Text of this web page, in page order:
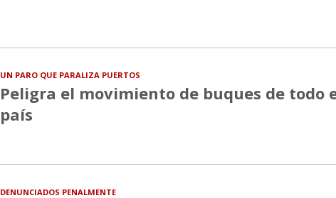
UN PARO QUE PARALIZA PUERTOS
Peligra el movimiento de buques de todo
país
DENUNCIADOS PENALMENTE